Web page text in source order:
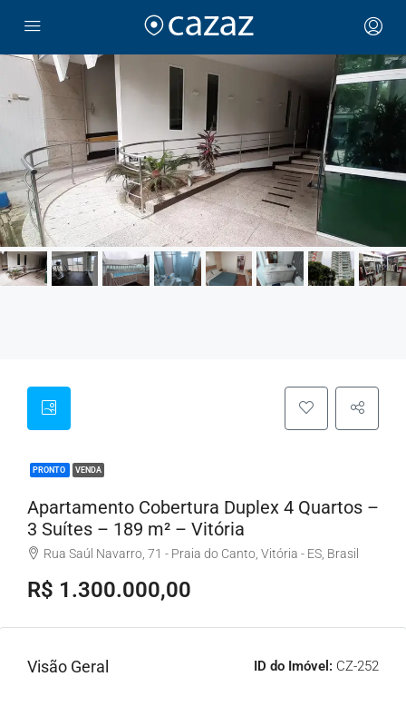
PRONTO VENDA
Apartamento Cobertura Duplex 4 Quartos –
3 Suítes – 189 m² – Vitória
Rua Saúl Navarro, 71 - Praia do Canto, Vitória - ES, Brasil
R$ 1.300.000,00
Visão Geral ID do Imóvel: CZ-252